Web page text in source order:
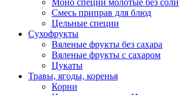
Моно специи молотые без соли
Смесь приправ для блюд
Цельные специи
Сухофрукты
Вяленые фрукты без сахара
Вяленые фрукты с сахаром
Цукаты
Травы, ягоды, коренья
Корни